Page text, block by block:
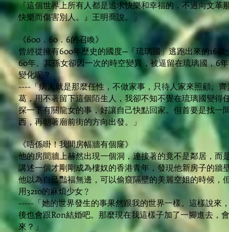
『這個世界上所有人都是追求快樂和幸福的，不過向文革
快樂而傷害別人。』王明喬說。」
《600．60．6的召喚》
曾經從擁有600年歷史的國度─「琉璃國」逃跑出來的16
60年。其孫女卻因一次的時空變異，被逼留在琉璃國，6
變化呢？
----「病人就是那麼任性，不做家事，只待人家來照顧。
葛，用不著留下這個陌生人，我卻不知不覺在琉璃國變得
探一下有關龍女的事，好讓自己快點回家。但首要是找一
西，再朝著廟前街的方向出發。」
《唔係啩！我間房幅牆有個窿》
他的房間牆上赫然出現一個洞，連接著的竟不是鄰居，而
講述一個才剛剛成為樓奴的香港青年，發現他新房子的牆
他以為自己豔福無邊，可以偷窺隔壁的美麗空姐的時候，
用3210的麻煩少女﹖
-----「她的世界發生的事果然跟我的世界一樣。這樣說來
後也會跟Ron結婚吧。那麼現在我這樣子加了一腳進去，
來？」